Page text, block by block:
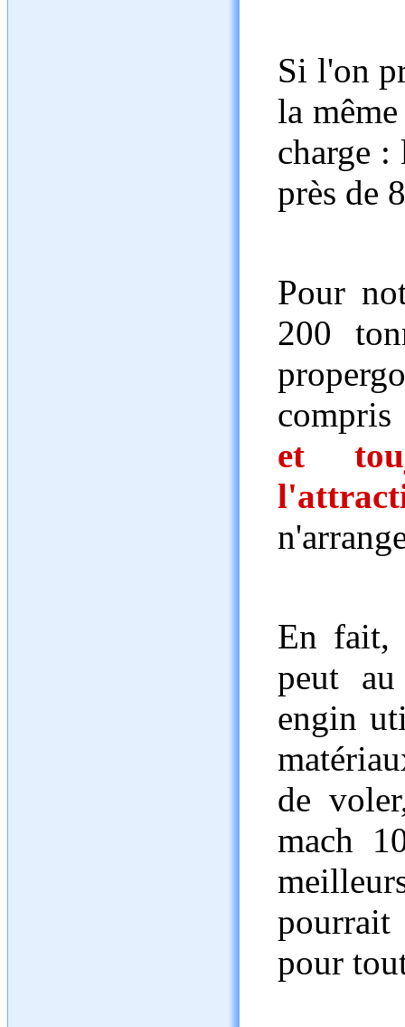
Si l'on
la
charge :
près de
Pour
200
et
En fait,
peut
engin
de
mach
pourrait
pour